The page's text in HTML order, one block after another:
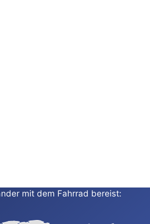
mit dem Fahrrad bereist: